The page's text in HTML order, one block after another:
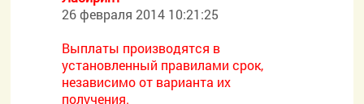
26 февраля 2014 10:21:25
Выплаты производятся в
установленный правилами срок,
независимо от варианта их
получения.